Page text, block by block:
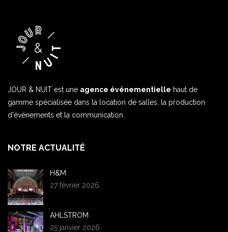
JOUR & NUIT est une agence événementielle haut de
gamme spécialisée dans la location de salles, la production
d'événements et la communication.
NOTRE ACTUALITÉ
H&M
27 février 2026
AHLSTROM
25 janvier 2026